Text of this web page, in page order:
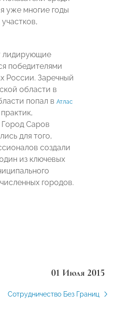
уже многие годы
лидирующие
победителями
России. Заречный
области в
попал в Атлас
Город Саров
для того,
создали
из ключевых
городов.
01 Июля 2015
Сотрудничество Без Границ